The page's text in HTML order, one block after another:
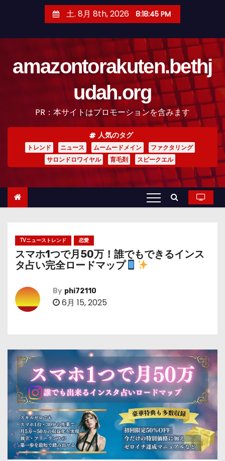
土. 8月 8th, 2026 8:18:46 PM
amazontorakuten.bethj
udah.org
PR：本サイトはプロモーションを含みます
人気のタグ
トレンド ニュース ムームードメイン
ファクタリング
サロンドロワイヤル
育毛剤 スピークエル
TVニューストレンド 恋愛
スマホ1つで月50万！誰でもできるインス
タ占い完全ロードマップ
By phi72110
6月 15, 2025